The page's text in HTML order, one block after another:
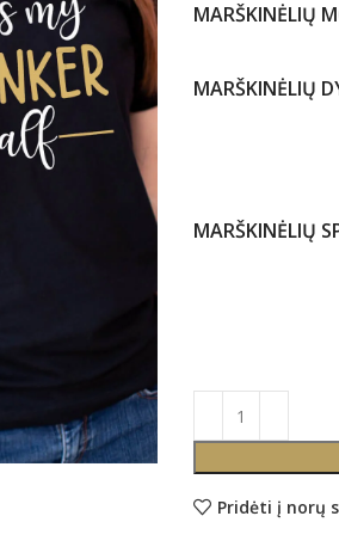
MARŠKINĖLIŲ
MARŠKINĖLIŲ
MARŠKINĖLIŲ
Pridėti į norų